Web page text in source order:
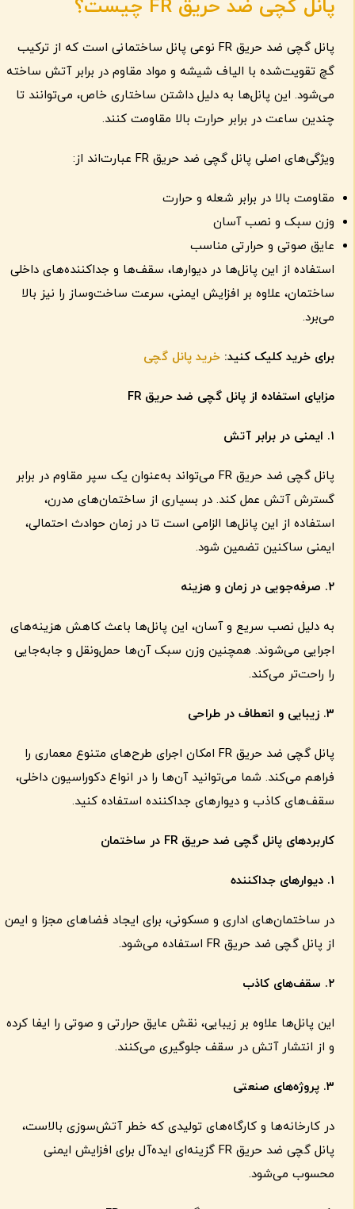
پانل گچی ضد حریق چیست؟
پانل گچی ضد حریق FR نوعی پانل ساختمانی است که از ترکیب
گچ تقویت‌شده با الیاف شیشه و مواد مقاوم در برابر آتش ساخته
می‌شود. این پانل‌ها به دلیل داشتن ساختاری خاص، می‌توانند تا
چندین ساعت در برابر حرارت بالا مقاومت کنند.
ویژگی‌های اصلی پانل گچی ضد حریق FR عبارت‌اند از:
مقاومت بالا در برابر شعله و حرارت
وزن سبک و نصب آسان
عایق صوتی و حرارتی مناسب
استفاده از این پانل‌ها در دیوارها، سقف‌ها و جداکننده‌های داخلی
ساختمان، علاوه بر افزایش ایمنی، سرعت ساخت‌وساز را نیز بالا
می‌برد.
برای خرید کلیک کنید: خرید پانل گچی
مزایای استفاده از پانل گچی ضد حریق
۱. ایمنی در برابر آتش
پانل گچی ضد حریق FR می‌تواند به‌عنوان یک سپر مقاوم در برابر
گسترش آتش عمل کند. در بسیاری از ساختمان‌های مدرن،
استفاده از این پانل‌ها الزامی است تا در زمان حوادث احتمالی،
ایمنی ساکنین تضمین شود.
۲. صرفه‌جویی در زمان و هزینه
به دلیل نصب سریع و آسان، این پانل‌ها باعث کاهش هزینه‌های
اجرایی می‌شوند. همچنین وزن سبک آن‌ها حمل‌ونقل و جابه‌جایی
را راحت‌تر می‌کند.
۳. زیبایی و انعطاف در طراحی
پانل گچی ضد حریق FR امکان اجرای طرح‌های متنوع معماری را
فراهم می‌کند. شما می‌توانید آن‌ها را در انواع دکوراسیون داخلی،
سقف‌های کاذب و دیوارهای جداکننده استفاده کنید.
کاربردهای پانل گچی ضد حریق در ساختمان
۱. دیوارهای جداکننده
در ساختمان‌های اداری و مسکونی، برای ایجاد فضاهای مجزا و ایمن
از پانل گچی ضد حریق FR استفاده می‌شود.
۲. سقف‌های کاذب
این پانل‌ها علاوه بر زیبایی، نقش عایق حرارتی و صوتی را ایفا کرده
و از انتشار آتش در سقف جلوگیری می‌کنند.
۳. پروژه‌های صنعتی
در کارخانه‌ها و کارگاه‌های تولیدی که خطر آتش‌سوزی بالاست،
پانل گچی ضد حریق FR گزینه‌ای ایده‌آل برای افزایش ایمنی
محسوب می‌شود.